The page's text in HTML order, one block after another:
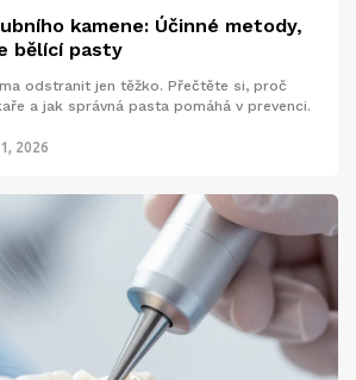
kamene: Účinné metody,
bělící pasty
odstranit jen těžko. Přečtěte si, proč
a jak správná pasta pomáhá v prevenci.
2026